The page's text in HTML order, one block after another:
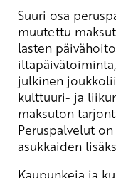
Suuri osa
muutettu
lasten
julkinen
kulttuuri- ja
maksuton
Peruspalvelut
asukkaiden